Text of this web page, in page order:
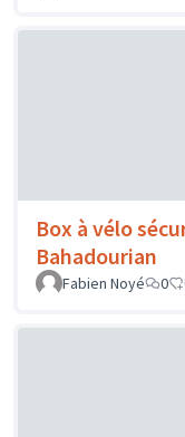
Box à vélo
Bahadourian
Fabien Noyé
0